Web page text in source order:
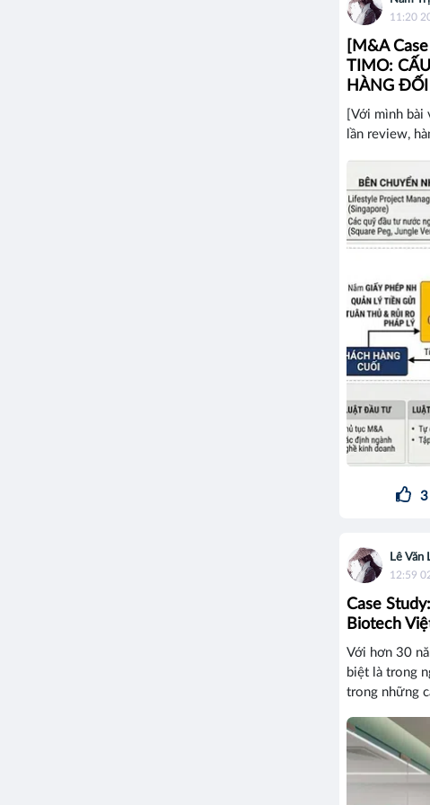
11:20
[M&A
TIMO:
HÀNG ĐỐI
[Với mình
lần review,
3
Lê Văn
12:59
Case
Biotech
Với hơn 30
biệt là trong
trong những